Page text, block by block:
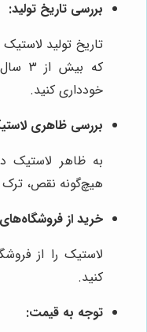
بررسی تاریخ تولید:
تاریخ تولید
که
خودداری کنید.
بررسی ظاهری
به ظاهر لاستیک
هیچ‌گونه نقص،
خرید از
لاستیک را از
کنید.
توجه به قیمت: